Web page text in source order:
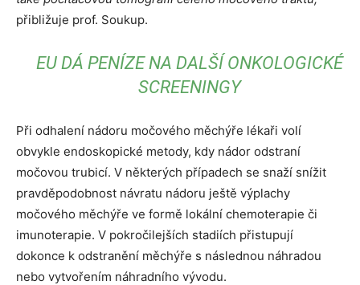
přibližuje prof. Soukup.
EU DÁ PENÍZE NA DALŠÍ ONKOLOGICKÉ
SCREENINGY
Při odhalení nádoru močového měchýře lékaři volí
obvykle endoskopické metody, kdy nádor odstraní
močovou trubicí. V některých případech se snaží snížit
pravděpodobnost návratu nádoru ještě výplachy
močového měchýře ve formě lokální chemoterapie či
imunoterapie. V pokročilejších stadiích přistupují
dokonce k odstranění měchýře s následnou náhradou
nebo vytvořením náhradního vývodu.